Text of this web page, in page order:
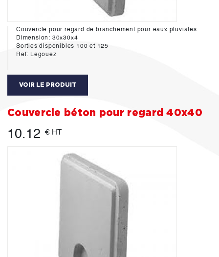
Couvercle pour regard de branchement pour eaux pluviales
Dimension: 30x30x4
Sorties disponibles 100 et 125
Ref: Legouez
VOIR LE PRODUIT
Couvercle béton pour regard 40x40
10.12 € HT